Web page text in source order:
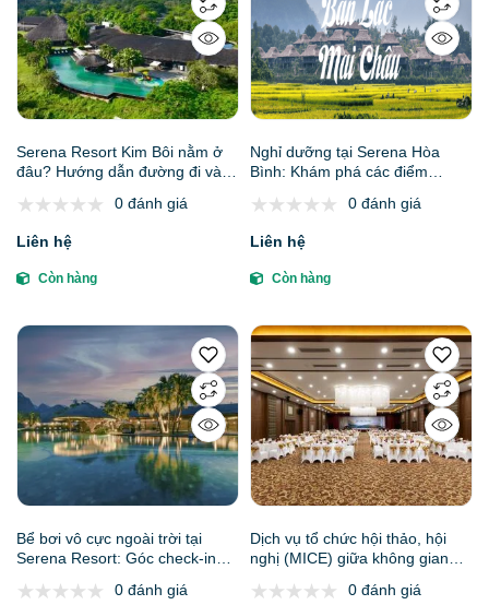
Serena Resort Kim Bôi nằm ở
đâu? Hướng dẫn đường đi và
Nội
0 đánh giá
Liên hệ
Còn hàng
Nghỉ dưỡng tại Serena Hòa
Bình: Khám phá các điểm
Lác Mai Châu, Hang động Hòa
0 đánh giá
Liên hệ
Còn hàng
Bể bơi vô cực ngoài trời tại
Serena Resort: Góc check-in
0 đánh giá
Dịch vụ tổ chức hội thảo, hội
nghị (MICE) giữa không gian
0 đánh giá